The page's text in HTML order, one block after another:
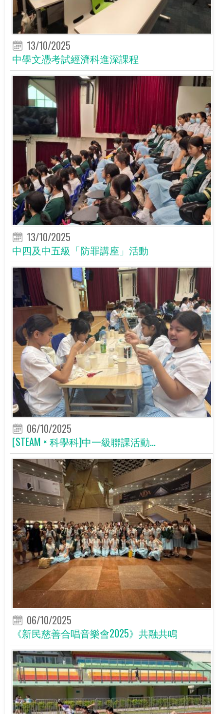
13/10/2025
中學文憑考試經濟科進深課程
13/10/2025
中四及中五級「防罪講座」活動
06/10/2025
[STEAM × 科學科]中一級聯課活動...
06/10/2025
《新民慈善合唱音樂會2025》共融共鳴